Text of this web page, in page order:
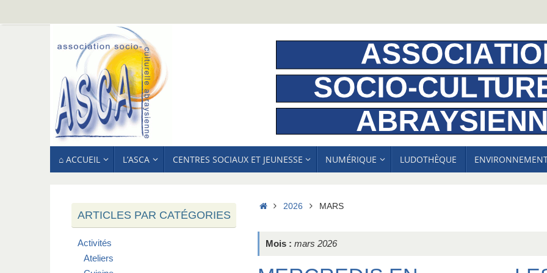
au
AU⌂ ACCUEIL L’ASCA CENTRES SOCIAUX ET JEUNESSE NUMÉRIQUE LUDOTHÈQUE
ACCUEIL
2026 MARS
Mois : mars 2026
ARTICLES PAR CATÉGORIES
Activités
Ateliers